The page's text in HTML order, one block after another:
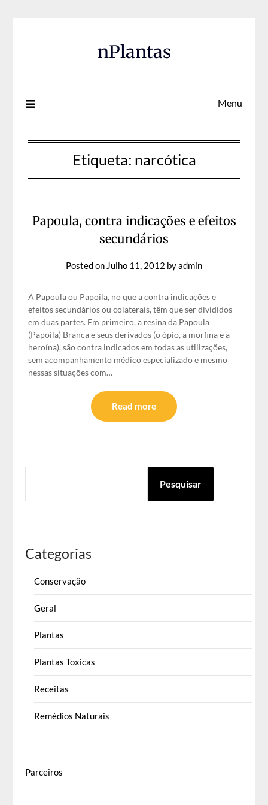
nPlantas
Menu
Etiqueta: narcótica
Papoula, contra indicações e efeitos
secundários
Posted on Julho 11, 2012 byadmin
A Papoula ou Papoila, no que a contra indicações e
efeitos secundários ou colaterais, têm que ser divididos
em duas partes. Em primeiro, a resina da Papoula
(Papoila) Branca e seus derivados (o ópio, a morfina e a
heroína), são contra indicados em todas as utilizações,
sem acompanhamento médico especializado e mesmo
nessas situações com…
Read more
Pesquisar
Categorias
Conservação
Geral
Plantas
Plantas Toxicas
Receitas
Remédios Naturais
Parceiros